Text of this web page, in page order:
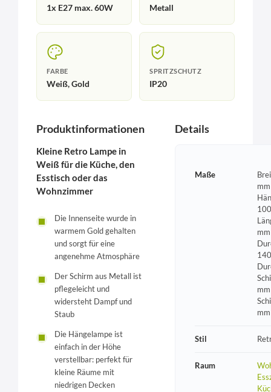
1x E27 max. 60W Metall
FARBE
Weiß, Gold
SPRITZSCHUTZ
IP20
Produktinformationen
Kleine Retro Lampe in
Weiß für die Küche, den
Esstisch oder das
Wohnzimmer
Die Innenseite wurde in
warmem Gold gehalten
und sorgt für eine
angenehme Atmosphäre
Der Schirm aus Metall ist
pflegeleicht und
widersteht Dampf und
Staub
Die Hängelampe ist
einfach in der Höhe
verstellbar: perfekt für
kleine Räume mit
niedrigen Decken
Details
Maße
mm
Stil
Raum